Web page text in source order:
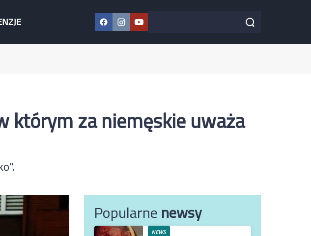
Facebook
Instagram
YouTube
Szukaj w serwisie Szukaj
którym za niemęskie uważa
Popularnenewsy
NEWS